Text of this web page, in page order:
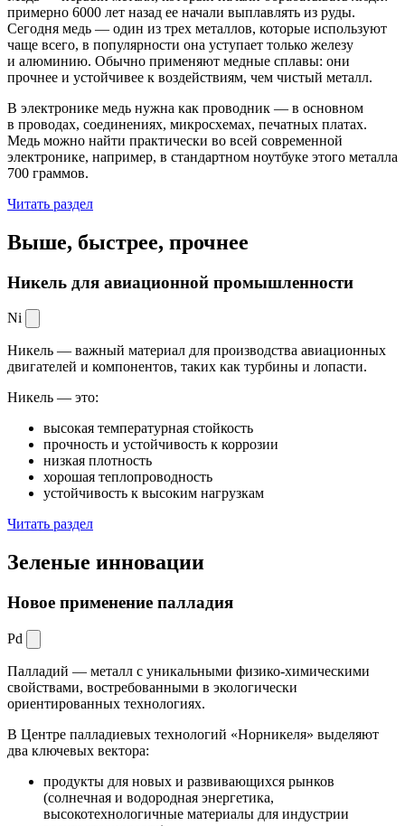
примерно 6000 лет назад ее начали выплавлять из руды.
Сегодня медь — один из трех металлов, которые используют
чаще всего, в популярности она уступает только железу
и алюминию. Обычно применяют медные сплавы: они
прочнее и устойчивее к воздействиям, чем чистый металл.
В электронике медь нужна как проводник — в основном
в проводах, соединениях, микросхемах, печатных платах.
Медь можно найти практически во всей современной
электронике, например, в стандартном ноутбуке этого металла
700 граммов.
Читать раздел
Выше, быстрее, прочнее
Никель для авиационной промышленности
Ni
Никель — важный материал для производства авиационных
двигателей и компонентов, таких как турбины и лопасти.
Никель — это:
высокая температурная стойкость
прочность и устойчивость к коррозии
низкая плотность
хорошая теплопроводность
устойчивость к высоким нагрузкам
Читать раздел
Зеленые инновации
Новое применение палладия
Pd
Палладий — металл с уникальными физико-химическими
свойствами, востребованными в экологически
ориентированных технологиях.
В Центре палладиевых технологий «Норникеля» выделяют
два ключевых вектора:
продукты для новых и развивающихся рынков
(солнечная и водородная энергетика,
высокотехнологичные материалы для индустрии